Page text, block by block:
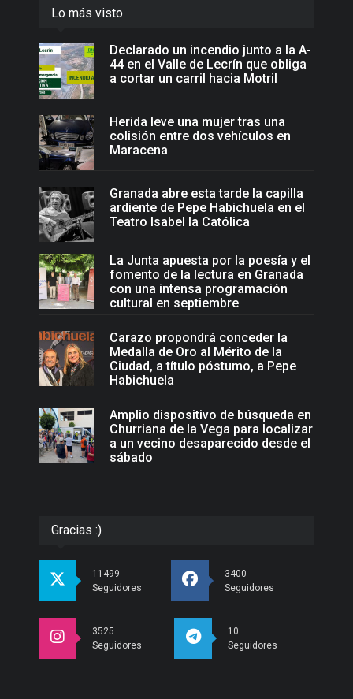
Lo más visto
Declarado un incendio junto a la A-
44 en el Valle de Lecrín que obliga
a cortar un carril hacia Motril
Herida leve una mujer tras una
colisión entre dos vehículos en
Maracena
Granada abre esta tarde la capilla
ardiente de Pepe Habichuela en el
Teatro Isabel la Católica
La Junta apuesta por la poesía y el
fomento de la lectura en Granada
con una intensa programación
cultural en septiembre
Carazo propondrá conceder la
Medalla de Oro al Mérito de la
Ciudad, a título póstumo, a Pepe
Habichuela
Amplio dispositivo de búsqueda en
Churriana de la Vega para localizar
a un vecino desaparecido desde el
sábado
Gracias :)
11499
Seguidores
3400
Seguidores
3525
Seguidores
10
Seguidores